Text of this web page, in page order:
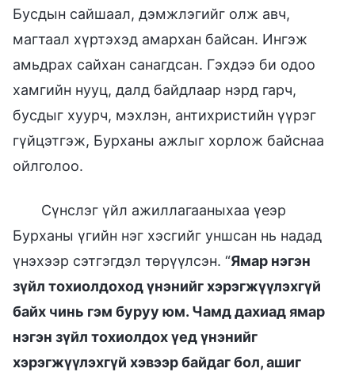
Бусдын сайшаал, дэмжлэгийг олж авч,
магтаал хүртэхэд амархан байсан. Ингэж
амьдрах сайхан санагдсан. Гэхдээ би одоо
хамгийн нууц, далд байдлаар нэрд гарч,
бусдыг хуурч, мэхлэн, антихристийн үүрэг
гүйцэтгэж, Бурханы ажлыг хорлож байснаа
ойлголоо.
Сүнслэг үйл ажиллагааныхаа үеэр
Бурханы үгийн нэг хэсгийг уншсан нь надад
үнэхээр сэтгэгдэл төрүүлсэн. “Ямар нэгэн
зүйл тохиолдоход үнэнийг хэрэгжүүлэхгүй
байх чинь гэм буруу юм. Чамд дахиад ямар
нэгэн зүйл тохиолдох үед үнэнийг
хэрэгжүүлэхгүй хэвээр байдаг бол, ашиг